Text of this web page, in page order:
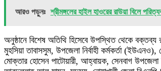
আরও পড়ুনঃ শ্রীমঙ্গলের হাইল হাওরের রাউয়া বিলে
​অনুষ্ঠানে বিশেষ অতিথি হিসেবে উপস্থিত থেকে বক্তব্য
​মুহসিয়া তাবাসসুম, উপজেলা নির্বাহী কর্মকর্তা (ইউএনও),
​মোক্তার হোসেন পাটোয়ারী, আহ্বায়ক, সেনবাগ উপজেলা